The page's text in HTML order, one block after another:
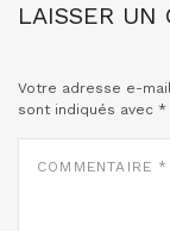
LAISSER UN
Votre adresse e-
sont indiqués avec *